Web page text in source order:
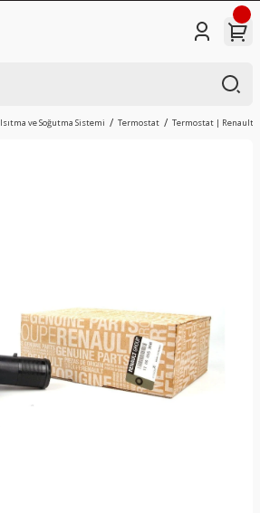
Isıtma ve Soğutma Sistemi Termostat Termostat | Renault